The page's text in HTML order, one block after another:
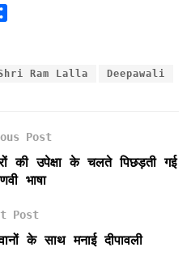
Ram Lalla Deepawali
Post
की उपेक्षा के चलते पिछड़ती गई
भाषा
Post
के साथ मनाई दीपावली